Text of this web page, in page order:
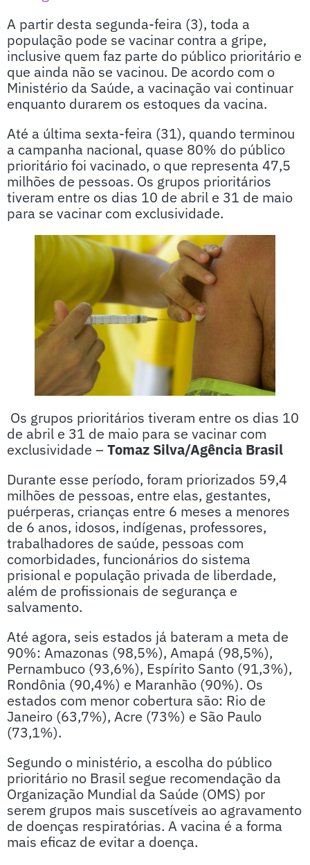
A partir desta segunda-feira (3), toda a
população pode se vacinar contra a gripe,
inclusive quem faz parte do público prioritário e
que ainda não se vacinou. De acordo com o
Ministério da Saúde, a vacinação vai continuar
enquanto durarem os estoques da vacina.
Até a última sexta-feira (31), quando terminou
a campanha nacional, quase 80% do público
prioritário foi vacinado, o que representa 47,5
milhões de pessoas. Os grupos prioritários
tiveram entre os dias 10 de abril e 31 de maio
para se vacinar com exclusividade.
Os grupos prioritários tiveram entre os dias 10
de abril e 31 de maio para se vacinar com
exclusividade – Tomaz Silva/Agência Brasil
Durante esse período, foram priorizados 59,4
milhões de pessoas, entre elas, gestantes,
puérperas, crianças entre 6 meses a menores
de 6 anos, idosos, indígenas, professores,
trabalhadores de saúde, pessoas com
comorbidades, funcionários do sistema
prisional e população privada de liberdade,
além de profissionais de segurança e
salvamento.
Até agora, seis estados já bateram a meta de
90%: Amazonas (98,5%), Amapá (98,5%),
Pernambuco (93,6%), Espírito Santo (91,3%),
Rondônia (90,4%) e Maranhão (90%). Os
estados com menor cobertura são: Rio de
Janeiro (63,7%), Acre (73%) e São Paulo
(73,1%).
Segundo o ministério, a escolha do público
prioritário no Brasil segue recomendação da
Organização Mundial da Saúde (OMS) por
serem grupos mais suscetíveis ao agravamento
de doenças respiratórias. A vacina é a forma
mais eficaz de evitar a doença.